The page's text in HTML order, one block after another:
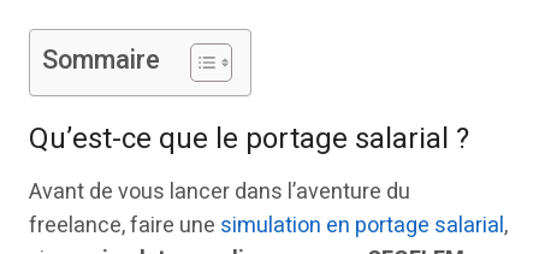
Sommaire
Qu’est-ce que le portage salarial ?
Avant de vous lancer dans l’aventure du
freelance, faire une simulation en portage salarial,